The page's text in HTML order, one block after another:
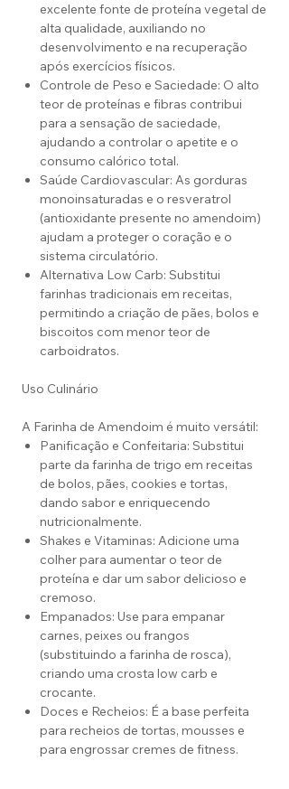
excelente fonte de proteína vegetal de
alta qualidade, auxiliando no
desenvolvimento e na recuperação
após exercícios físicos.
Controle de Peso e Saciedade: O alto
teor de proteínas e fibras contribui
para a sensação de saciedade,
ajudando a controlar o apetite e o
consumo calórico total.
Saúde Cardiovascular: As gorduras
monoinsaturadas e o resveratrol
(antioxidante presente no amendoim)
ajudam a proteger o coração e o
sistema circulatório.
Alternativa Low Carb: Substitui
farinhas tradicionais em receitas,
permitindo a criação de pães, bolos e
biscoitos com menor teor de
carboidratos.
Uso Culinário
A Farinha de Amendoim é muito versátil:
Panificação e Confeitaria: Substitui
parte da farinha de trigo em receitas
de bolos, pães, cookies e tortas,
dando sabor e enriquecendo
nutricionalmente.
Shakes e Vitaminas: Adicione uma
colher para aumentar o teor de
proteína e dar um sabor delicioso e
cremoso.
Empanados: Use para empanar
carnes, peixes ou frangos
(substituindo a farinha de rosca),
criando uma crosta low carb e
crocante.
Doces e Recheios: É a base perfeita
para recheios de tortas, mousses e
para engrossar cremes de fitness.